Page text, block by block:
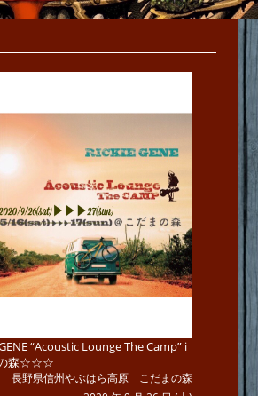
“Acoustic Lounge The Camp” i
の森☆☆☆
長野県信州やぶはら高原 こだまの森